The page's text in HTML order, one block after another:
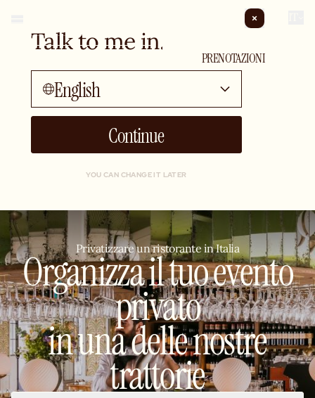
Talk to me in...
English
Continue
YOU CAN CHANGE IT LATER
PRENOTAZIONI
Privatizzare un ristorante in Italia
Organizza il tuo evento
privato
in una delle nostre
trattorie